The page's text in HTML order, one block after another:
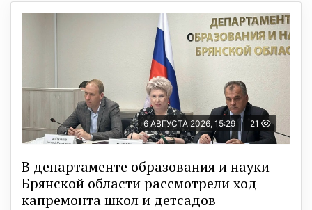
6 АВГУСТА 2026, 15:29 21
В департаменте образования и науки
Брянской области рассмотрели ход
капремонта школ и детсадов